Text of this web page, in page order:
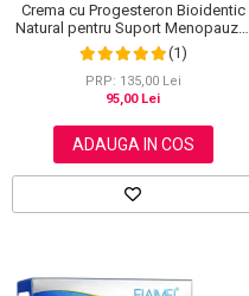
Crema cu Progesteron Bioidentic
Natural pentru Suport Menopauza,
Menstruatie si Echilibru Hormonal,
120 g
(1)
PRP: 135,00 Lei
95,00 Lei
ADAUGA IN COS